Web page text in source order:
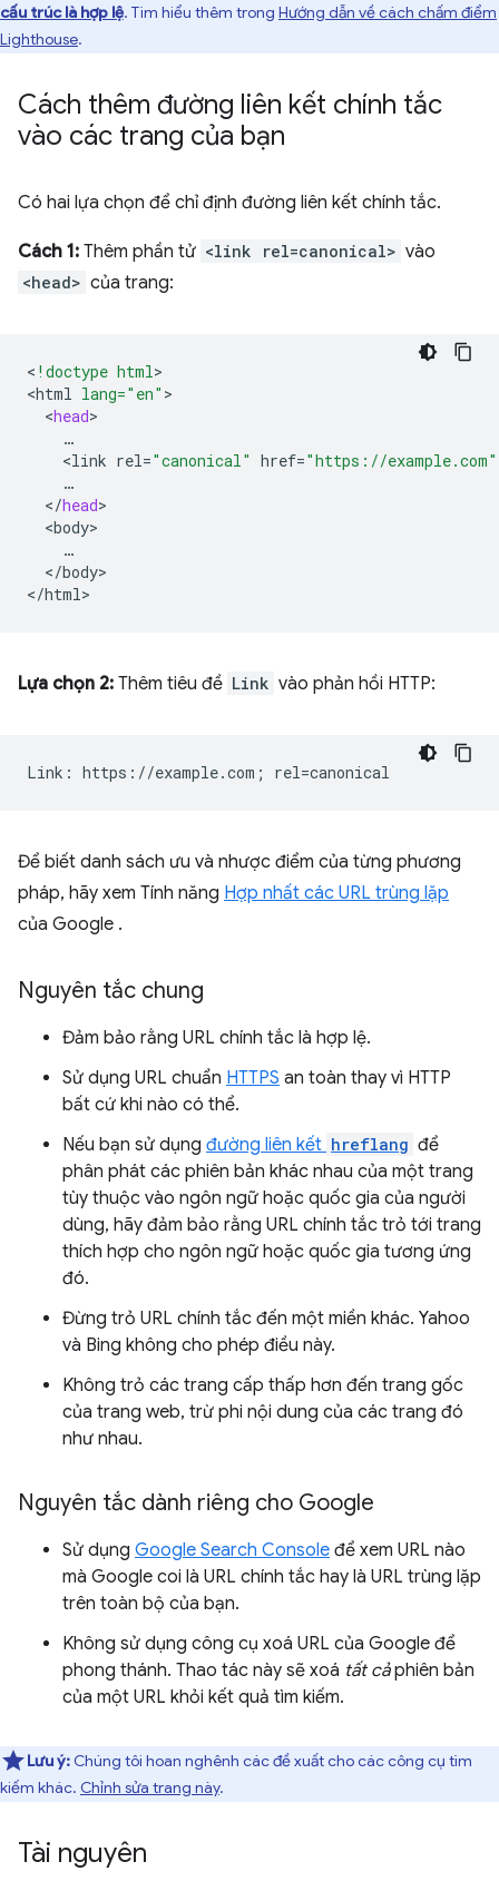
cấu trúc là hợp lệ. Tìm hiểu thêm trong Hướng dẫn về cách chấm điểm
Lighthouse.
Cách thêm đường liên kết chính tắc
vào các trang của bạn
Có hai lựa chọn để chỉ định đường liên kết chính tắc.
Cách 1: Thêm phần tử <link rel=canonical> vào
<head> của trang:
< !doctype html>
<html lang="en"
<head
<link rel="canonical" href="https://example.com"
</head
<body
</body>
</html
Lựa chọn 2: Thêm tiêu đề Link vào phản hồi HTTP:
Để biết danh sách ưu và nhược điểm của từng phương
pháp, hãy xem Tính năng Hợp nhất các URL trùng lặp
của Google .
Nguyên tắc chung
Đảm bảo rằng URL chính tắc là hợp lệ.
Sử dụng URL chuẩn HTTPS an toàn thay vì HTTP
bất cứ khi nào có thể.
Nếu bạn sử dụng đường liên kết hreflang để
phân phát các phiên bản khác nhau của một trang
tùy thuộc vào ngôn ngữ hoặc quốc gia của người
dùng, hãy đảm bảo rằng URL chính tắc trỏ tới trang
thích hợp cho ngôn ngữ hoặc quốc gia tương ứng
đó.
Đừng trỏ URL chính tắc đến một miền khác. Yahoo
và Bing không cho phép điều này.
Không trỏ các trang cấp thấp hơn đến trang gốc
của trang web, trừ phi nội dung của các trang đó
như nhau.
Nguyên tắc dành riêng cho Google
Sử dụng Google Search Console để xem URL nào
mà Google coi là URL chính tắc hay là URL trùng lặp
trên toàn bộ của bạn.
Không sử dụng công cụ xoá URL của Google để
phong thánh. Thao tác này sẽ xoá tất cảphiên bản
của một URL khỏi kết quả tìm kiếm.
Lưu ý: Chúng tôi hoan nghênh các đề xuất cho các công cụ tìm
kiếm khác. Chỉnh sửa trang này.
Tài nguyên